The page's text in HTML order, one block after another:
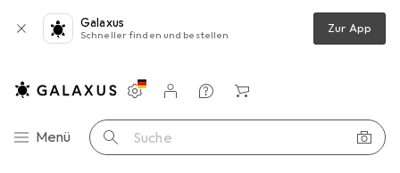
Galaxus
Schneller finden und bestellen Zur App
Navigation nach Kategorien
Menü Suche
Einstellungen
Kundenkonto
Vergleichslisten
Merklisten
Warenkorb